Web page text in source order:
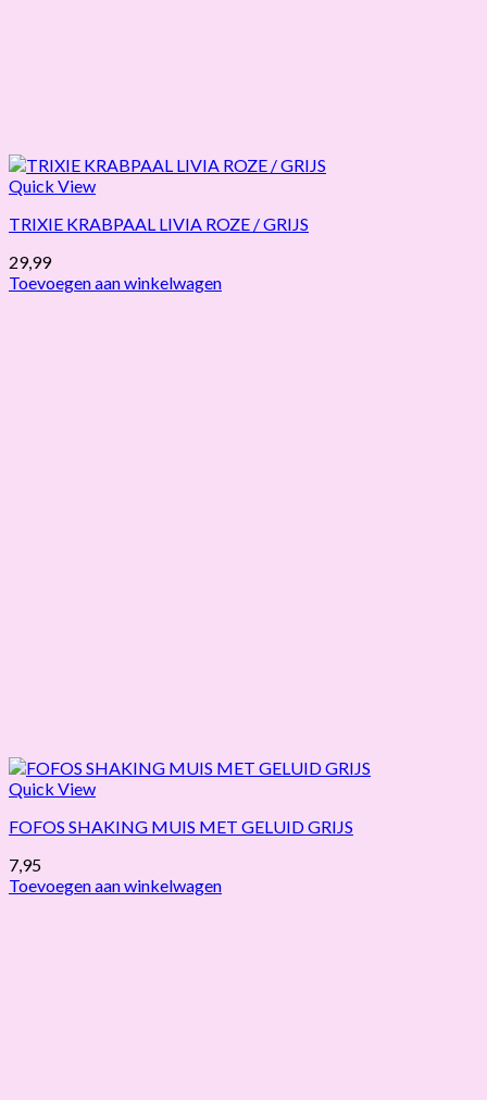
Quick View
TRIXIE KRABPAAL LIVIA ROZE / GRIJS
29,99
Toevoegen aan winkelwagen
Quick View
FOFOS SHAKING MUIS MET GELUID GRIJS
7,95
Toevoegen aan winkelwagen